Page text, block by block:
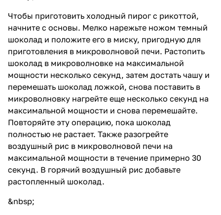
Чтобы приготовить холодный пирог с рикоттой,
начните с основы. Мелко нарежьте ножом темный
шоколад и положите его в миску, пригодную для
приготовления в микроволновой печи. Растопить
шоколад в микроволновке на максимальной
мощности несколько секунд, затем достать чашу и
перемешать шоколад ложкой, снова поставить в
микроволновку нагрейте еще несколько секунд на
максимальной мощности и снова перемешайте.
Повторяйте эту операцию, пока шоколад
полностью не растает. Также разогрейте
воздушный рис в микроволновой печи на
максимальной мощности в течение примерно 30
секунд. В горячий воздушный рис добавьте
растопленный шоколад.
&nbsp;